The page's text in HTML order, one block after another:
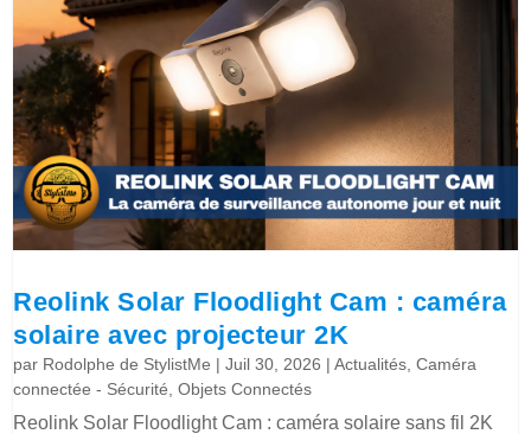
Reolink Solar Floodlight Cam : caméra
solaire avec projecteur 2K
par Rodolphe de StylistMe |Juil 30, 2026 |Actualités,Caméra
connectée - Sécurité,Objets Connectés
Reolink Solar Floodlight Cam : caméra solaire sans fil 2K